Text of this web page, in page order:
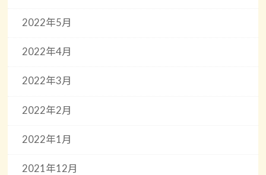
2022年5月
2022年4月
2022年3月
2022年2月
2022年1月
2021年12月